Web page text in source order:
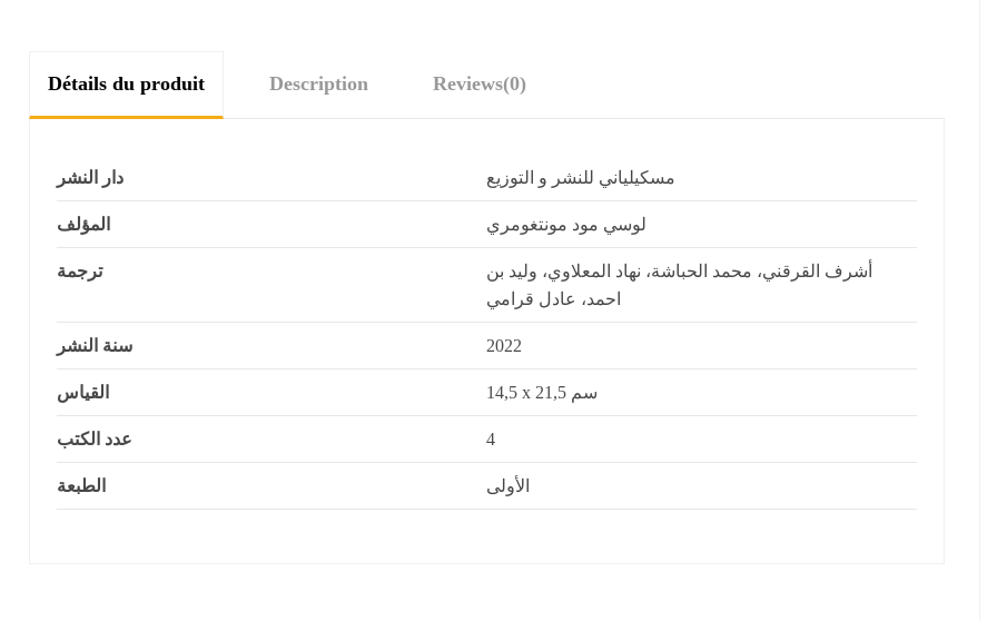
Détails du produit Description Reviews(0)
دار النشر مسكيلياني للنشر و التوزيع
المؤلف لوسي مود مونتغومري
ترجمة
أشرف القرقني، محمد الحباشة، نهاد المعلاوي، وليد بن
احمد، عادل قرامي
سنة النشر 2022
القياس 14,5 x 21,5 سم
عدد الكتب 4
الطبعة الأولى